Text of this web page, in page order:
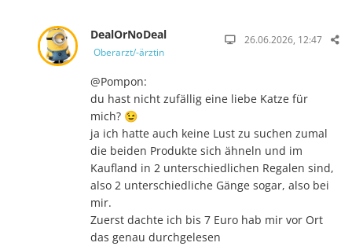
DealOrNoDeal
Oberarzt/-ärztin
26.06.2026, 12:47
@Pompon:
du hast nicht zufällig eine liebe Katze für
mich? 😉
ja ich hatte auch keine Lust zu suchen zumal
die beiden Produkte sich ähneln und im
Kaufland in 2 unterschiedlichen Regalen sind,
also 2 unterschiedliche Gänge sogar, also bei
mir.
Zuerst dachte ich bis 7 Euro hab mir vor Ort
das genau durchgelesen